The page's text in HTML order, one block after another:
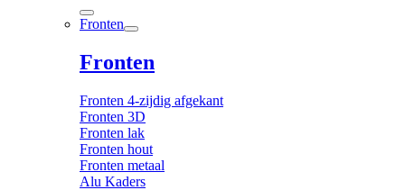
Fronten
Fronten
Fronten 4-zijdig afgekant
Fronten 3D
Fronten lak
Fronten hout
Fronten metaal
Alu Kaders